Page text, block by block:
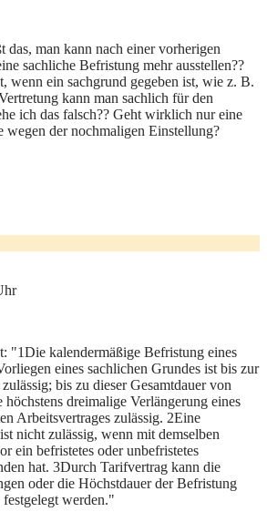
das, man kann nach einer vorherigen
sachliche Befristung mehr ausstellen??
wenn ein sachgrund gegeben ist, wie z. B.
kann man sachlich für den
ich das falsch?? Geht wirklich nur eine
wegen der nochmaligen Einstellung?
"1Die kalendermäßige Befristung eines
eines sachlichen Grundes ist bis zur
bis zu dieser Gesamtdauer von
höchstens dreimalige Verlängerung eines
Arbeitsvertrages zulässig. 2Eine
nicht zulässig, wenn mit demselben
ein befristetes oder unbefristetes
hat. 3Durch Tarifvertrag kann die
oder die Höchstdauer der Befristung
werden."